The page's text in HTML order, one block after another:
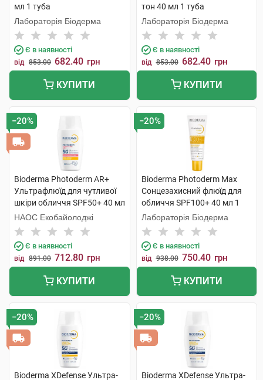
мл 1 туба
Лабораторія Біодерма
Є в наявності
від 853.00 682.40 грн
КУПИТИ
тон 40 мл 1 туба
Лабораторія Біодерма
Є в наявності
від 853.00 682.40 грн
КУПИТИ
−20%
Bioderma Photoderm AR+
Ультрафлюїд для чутливої
шкіри обличчя SPF50+ 40 мл
1 флакон
НАОС Екобайолоджі
Є в наявності
від 891.00 712.80 грн
КУПИТИ
−20%
Bioderma Photoderm Max
Сонцезахисний флюїд для
обличчя SPF100+ 40 мл 1
туба
Лабораторія Біодерма
Є в наявності
від 938.00 750.40 грн
КУПИТИ
−20%
Bioderma XDefense Ультра-
−20%
Bioderma XDefense Ультра-